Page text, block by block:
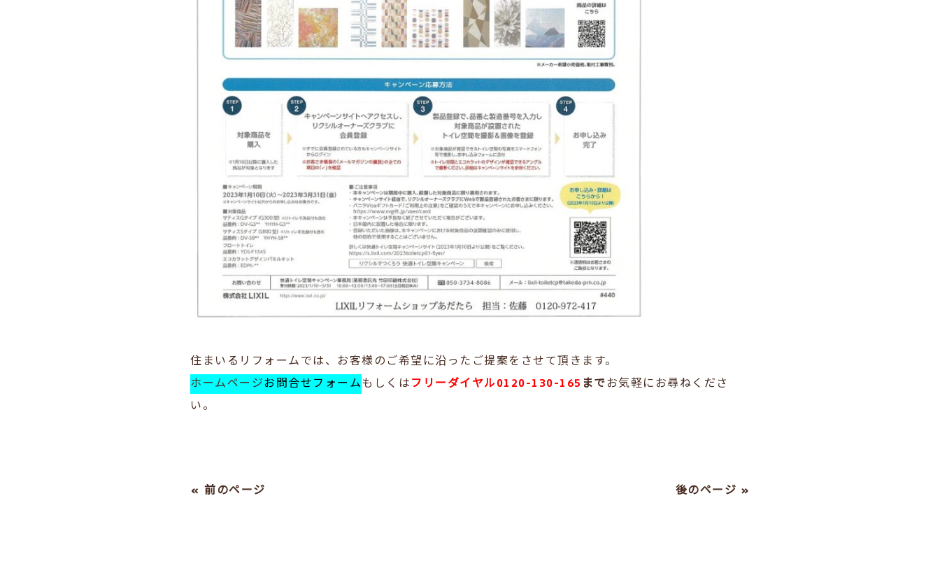
住まいるリフォームでは、お客様のご希望に沿ったご提案をさせて頂きます。
ホームページお問合せフォームもしくはフリーダイヤル0120-130-165 までお気軽にお尋ねくださ
い。
« 前のページ 後のページ »